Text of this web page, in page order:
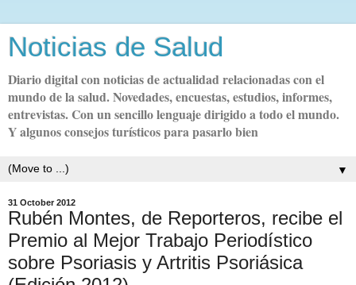
Noticias de Salud
Diario digital con noticias de actualidad relacionadas con el
mundo de la salud. Novedades, encuestas, estudios, informes,
entrevistas. Con un sencillo lenguaje dirigido a todo el mundo.
Y algunos consejos turísticos para pasarlo bien
▼
31 October 2012
Rubén Montes, de Reporteros, recibe el
Premio al Mejor Trabajo Periodístico
sobre Psoriasis y Artritis Psoriásica